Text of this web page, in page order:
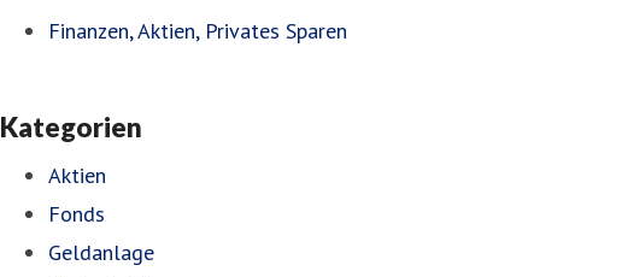
Finanzen, Aktien, Privates Sparen
Kategorien
Aktien
Fonds
Geldanlage